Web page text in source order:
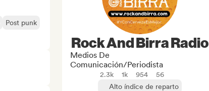
Post punk
Rock And Birra Radio
Medios De
Comunicación/Periodista
2.3k 1k 954
56
Alto índice de reparto